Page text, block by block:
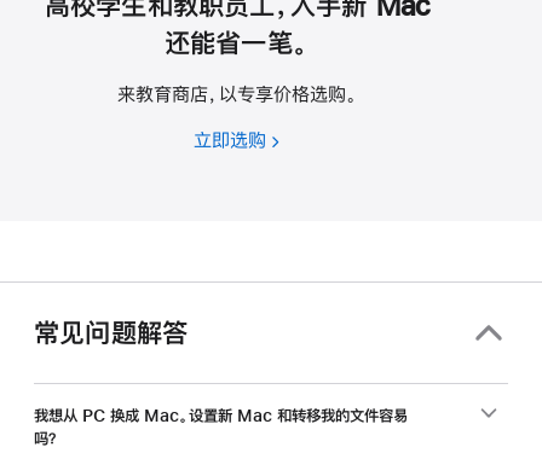
还能省一笔。
来教育商店，以专享价格选购。
立即选购 高
工，
入
常见问题解答
我想从 PC 换成 Mac。设置新 Mac 和转移我的文件容易
吗？